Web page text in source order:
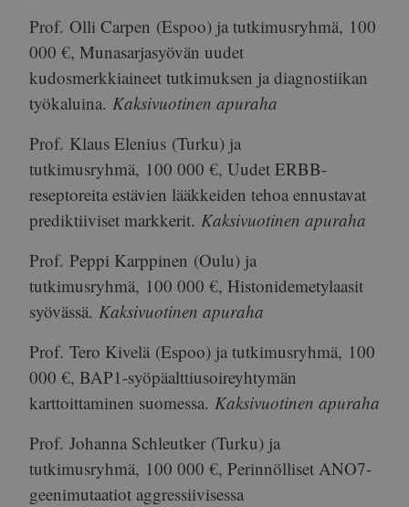
Prof. Olli Carpen (Espoo) ja tutkimusryhmä, 100
000 €, Munasarjasyövän uudet
kudosmerkkiaineet tutkimuksen ja diagnostiikan
työkaluina. Kaksivuotinen apuraha
Prof. Klaus Elenius (Turku) ja
tutkimusryhmä, 100 000 €, Uudet ERBB-
reseptoreita estävien lääkkeiden tehoa ennustavat
prediktiiviset markkerit. Kaksivuotinen apuraha
Prof. Peppi Karppinen (Oulu) ja
tutkimusryhmä, 100 000 €, Histonidemetylaasit
syövässä. Kaksivuotinen apuraha
Prof. Tero Kivelä (Espoo) ja tutkimusryhmä, 100
000 €, BAP1-syöpäalttiusoireyhtymän
karttoittaminen suomessa. Kaksivuotinen apuraha
Prof. Johanna Schleutker (Turku) ja
tutkimusryhmä, 100 000 €, Perinnölliset ANO7-
geenimutaatiot aggressiivisessa